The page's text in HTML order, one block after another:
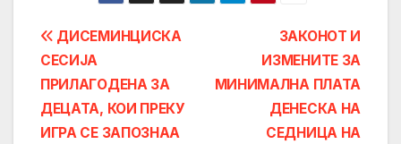
Post
navigation
ЗАКОНОТ И
ИЗМЕНИТЕ ЗА
МИНИМАЛНА ПЛАТА
ДЕНЕСКА НА
СЕДНИЦА НА
ДИСЕМИНЦИСКА
СЕСИЈА
ПРИЛАГОДЕНА ЗА
ДЕЦАТА, КОИ ПРЕКУ
ИГРА СЕ ЗАПОЗНАА